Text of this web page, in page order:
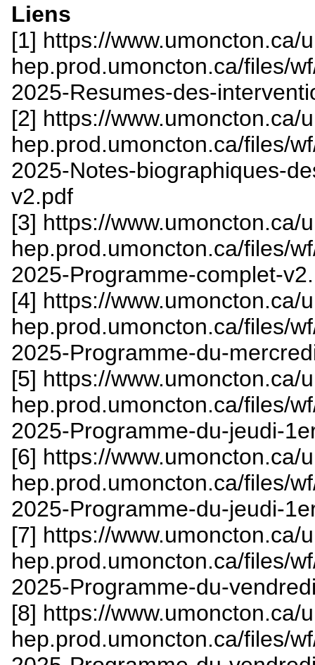
Liens
[1] https://www.umoncton.ca/
hep.prod.umoncton.ca/files/
2025-Resumes-des-
[2] https://www.umoncton.ca/
hep.prod.umoncton.ca/files/
2025-Notes-biographiques-
v2.pdf
[3] https://www.umoncton.ca/
hep.prod.umoncton.ca/files/
2025-Programme-complet-
[4] https://www.umoncton.ca/
hep.prod.umoncton.ca/files/
2025-Programme-du-
[5] https://www.umoncton.ca/
hep.prod.umoncton.ca/files/
2025-Programme-du-jeudi-
[6] https://www.umoncton.ca/
hep.prod.umoncton.ca/files/
2025-Programme-du-jeudi-
[7] https://www.umoncton.ca/
hep.prod.umoncton.ca/files/
2025-Programme-du-
[8] https://www.umoncton.ca/
hep.prod.umoncton.ca/files/